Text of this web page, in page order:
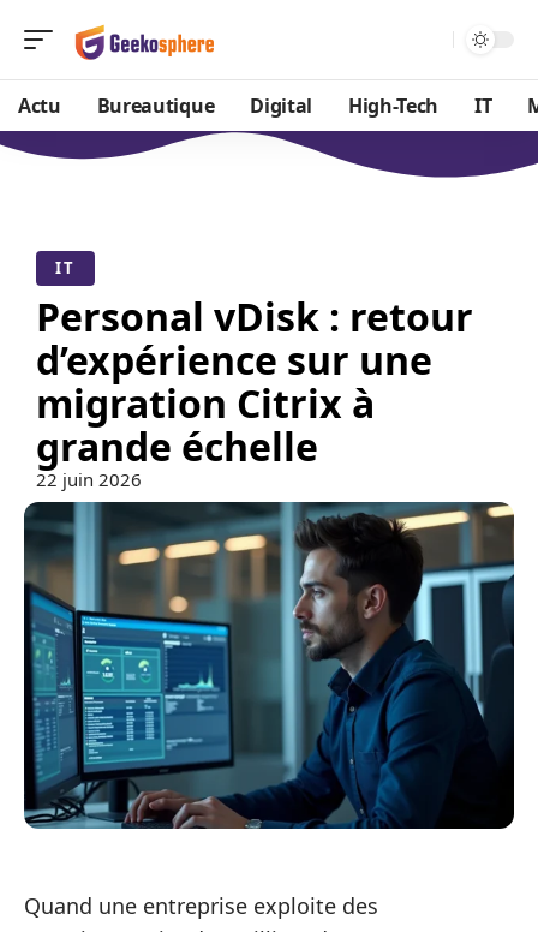
Actu Bureautique Digital High-Tech IT
IT
Personal vDisk : retour
d’expérience sur une
migration Citrix à
grande échelle
22 juin 2026
Quand une entreprise exploite des